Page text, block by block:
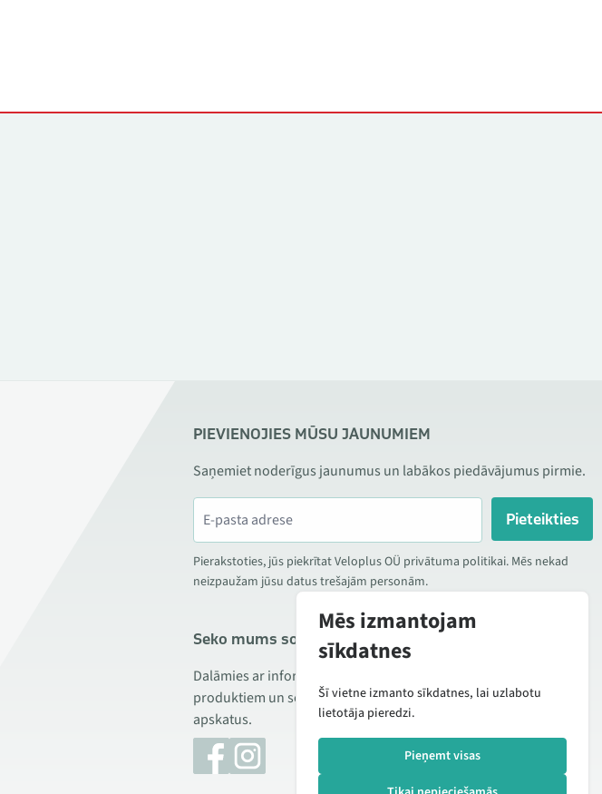
PIEVIENOJIES MŪSU JAUNUMIEM
Saņemiet noderīgus jaunumus un labākos piedāvājumus pirmie.
Pieteikties
Pierakstoties, jūs piekrītat Veloplus OÜ privātuma politikai. Mēs nekad
neizpaužam jūsu datus trešajām personām.
Seko mums sociālajos tīklos
Dalāmies ar informāciju par izdevīgām akcijām, jauniem
produktiem un servisu. Reizēm publicējam arī produktu
apskatus.
Mēs izmantojam
sīkdatnes
Šī vietne izmanto sīkdatnes, lai uzlabotu
lietotāja pieredzi.
Pieņemt visas